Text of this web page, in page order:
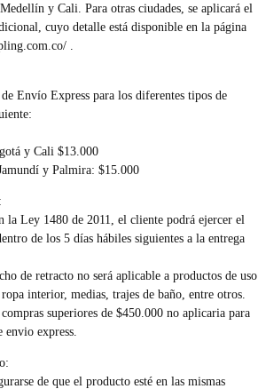
y Cali. Para otras ciudades, se aplicará el
cuyo detalle está disponible en la página
Envío Express para los diferentes tipos de
y Cali $13.000
y Palmira: $15.000
la Ley 1480 de 2011, el cliente podrá ejercer el
de los 5 días hábiles siguientes a la entrega
de retracto no será aplicable a productos de uso
interior, medias, trajes de baño, entre otros.
superiores de $450.000 no aplicaria para
express.
de que el producto esté en las mismas